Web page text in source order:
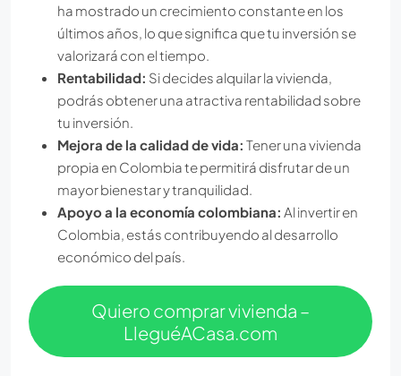
ha mostrado un crecimiento constante en los
últimos años, lo que significa que tu inversión se
valorizará con el tiempo.
Rentabilidad: Si decides alquilar la vivienda,
podrás obtener una atractiva rentabilidad sobre
tu inversión.
Mejora de la calidad de vida: Tener una vivienda
propia en Colombia te permitirá disfrutar de un
mayor bienestar y tranquilidad.
Apoyo a la economía colombiana: Al invertir en
Colombia, estás contribuyendo al desarrollo
económico del país.
Quiero comprar vivienda –
LleguéACasa.com